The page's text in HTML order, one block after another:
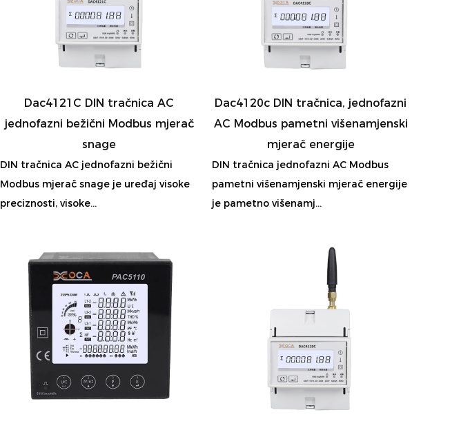
Dac4121C DIN tračnica AC
jednofazni bežični Modbus mjerač
snage
DIN tračnica AC jednofazni bežični
Modbus mjerač snage je uređaj visoke
preciznosti, visoke...
Dac4120c DIN tračnica, jednofazni
AC Modbus pametni višenamjenski
mjerač energije
DIN tračnica jednofazni AC Modbus
pametni višenamjenski mjerač energije
je pametno višenamj...